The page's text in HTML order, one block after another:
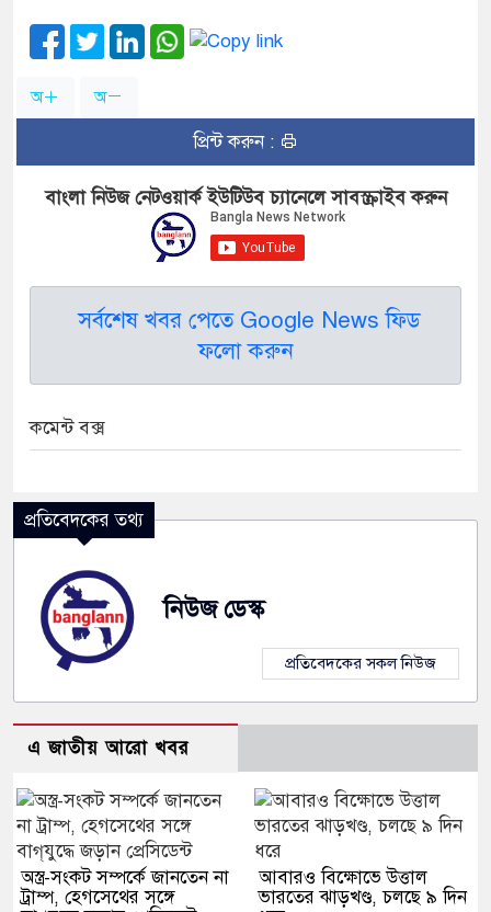
অ অ
প্রিন্ট করুন :
বাংলা নিউজ নেটওয়ার্ক ইউটিউব চ্যানেলে সাবস্ক্রাইব করুন
সর্বশেষ খবর পেতে Google News ফিড
ফলো করুন
কমেন্ট বক্স
প্রতিবেদকের তথ্য
নিউজ ডেস্ক
প্রতিবেদকের সকল নিউজ
এ জাতীয় আরো খবর
অস্ত্র-সংকট সম্পর্কে জানতেন না
ট্রাম্প, হেগসেথের সঙ্গে
আবারও বিক্ষোভে উত্তাল
ভারতের ঝাড়খণ্ড, চলছে ৯ দিন